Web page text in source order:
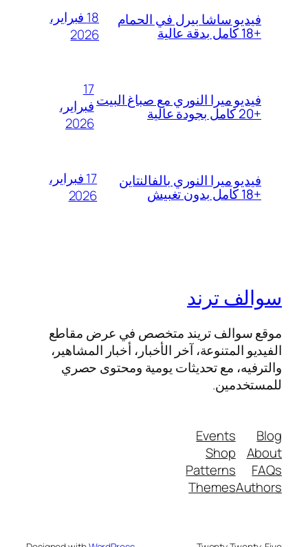
فيديو ساشا بيرل في الحمام
+18 كامل بدقة عالية
18 فبراير،
2026
فيديو ميرا النوري مع صباغ البيت
+20 كامل بجودة عالية
17
فبراير،
2026
فيديو ميرا النوري بالفالنتاين
+18 كامل بدون تغبيش
17 فبراير،
2026
سوالف ترند
موقع سوالف تريند متخصص في عرض مقاطع
الفيديو المتنوعة، آخر الأخبار، أخبار المشاهير،
والترفيه، مع تحديثات يومية ومحتوى حصري
للمستخدمين.
Blog
About
FAQs
Authors
Events
Shop
Patterns
Themes